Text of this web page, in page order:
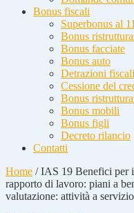
Bonus fiscali
Superbonus al
Bonus
Bonus facciate
Bonus auto
Detrazioni fiscali
Cessione del
Bonus
Bonus mobili
Bonus figli
Decreto rilancio
Contatti
Home /IAS 19 Benefici per
rapporto di lavoro: piani a
valutazione: attività a